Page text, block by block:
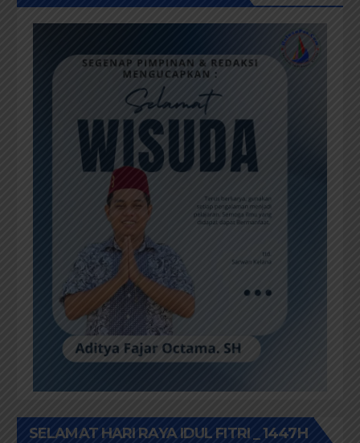
SELAMAT HARI RAYA IDUL FITRI _ 1447H